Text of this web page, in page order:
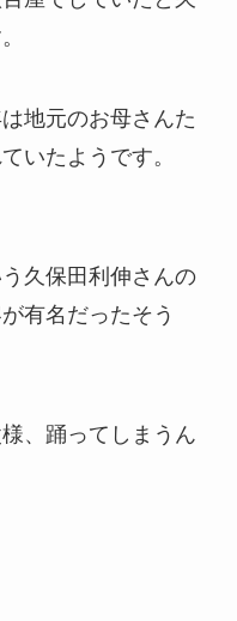
地元のお母さんた
いたようです。
久保田利伸さんの
有名だったそう
、踊ってしまうん